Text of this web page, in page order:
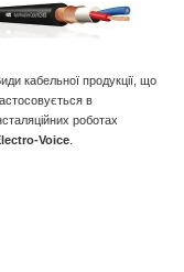
кабельної продукції, що
в
роботах
Voice